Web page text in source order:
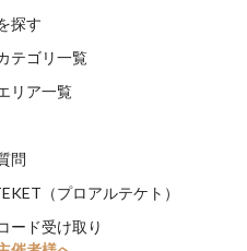
探す
テゴリ一覧
リア一覧
問
（プロアルテケト）
ード受け取り